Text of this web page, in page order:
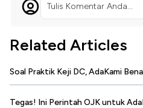
Tulis Komentar Anda...
Related Articles
Soal Praktik Keji DC, AdaKami
Tegas! Ini Perintah OJK untuk